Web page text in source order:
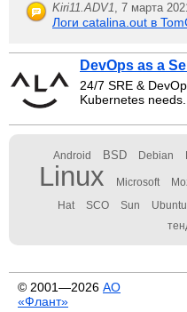
Kiri11.ADV1, 7 марта
Логи catalina.out в
DevOps as a
24/7 SRE &
Kubernetes needs.
Android BSD Debian
Linux Microsoft
Hat SCO Sun Ubuntu
© 2001—2026 АО
«Флант»